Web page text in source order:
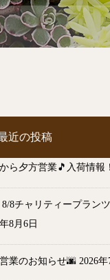
近の投稿
ら夕方営業🎵入荷情報！
8/8チャリティープラン
8月6日
業のお知らせ🌆 2026年